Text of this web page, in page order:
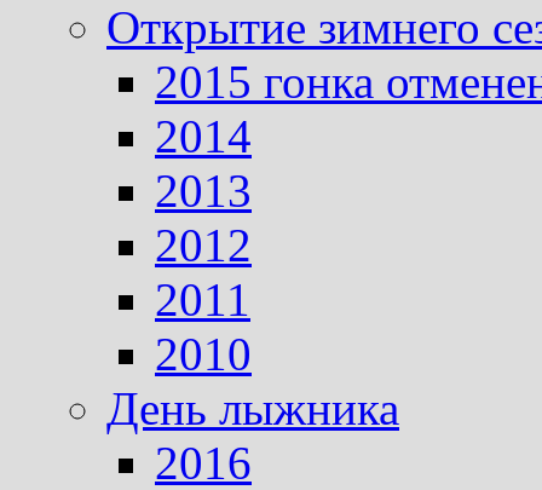
Открытие зимнего
2015 гонка
2014
2013
2012
2011
2010
День лыжника
2016